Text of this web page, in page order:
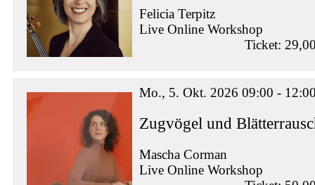
Felicia Terpitz
Live Online Workshop
Ticket:
Mo., 5. Okt. 2026 09:00 -
Zugvögel und
Mascha Corman
Live Online Workshop